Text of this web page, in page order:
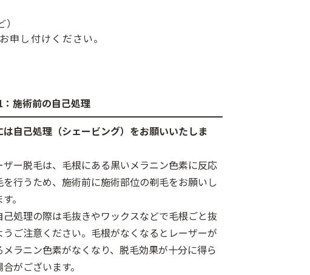
申し付けください。
：施術前の自己処理
は自己処理（シェービング）をお願いいたしま
ザー脱毛は、毛根にある黒いメラニン色素に反応
を行うため、施術前に施術部位の剃毛をお願いし
。
己処理の際は毛抜きやワックスなどで毛根ごと抜
うご注意ください。毛根がなくなるとレーザーが
メラニン色素がなくなり、脱毛効果が十分に得ら
がございます。